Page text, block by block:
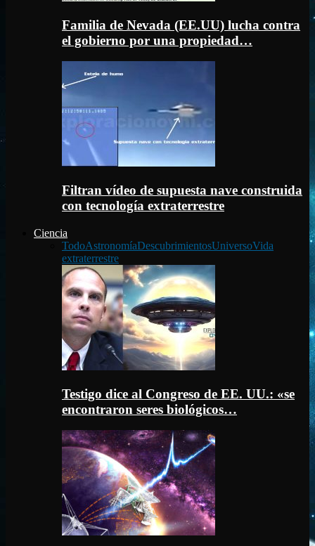
Familia de Nevada (EE.UU) lucha contra
el gobierno por una propiedad…
Filtran vídeo de supuesta nave construida
con tecnología extraterrestre
Ciencia
TodoAstronomíaDescubrimientosUniversoVida
extraterrestre
Testigo dice al Congreso de EE. UU.: «se
encontraron seres biológicos…